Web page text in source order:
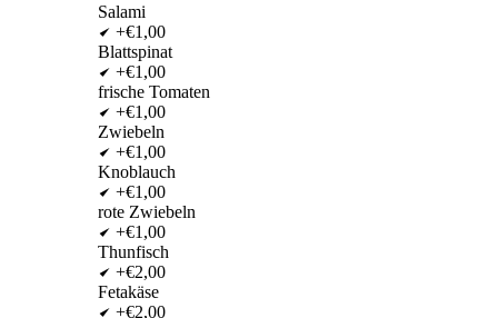
Salami
+€1,00
Blattspinat
+€1,00
frische Tomaten
+€1,00
Zwiebeln
+€1,00
Knoblauch
+€1,00
rote Zwiebeln
+€1,00
Thunfisch
+€2,00
Fetakäse
+€2,00